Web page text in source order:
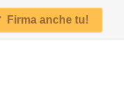
Firma anche tu!